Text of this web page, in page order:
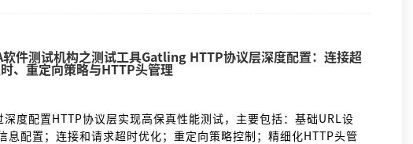
件测试机构之测试工具Gatling HTTP协议层深度配置：连接超
、重定向策略与HTTP头管理
度配置HTTP协议层实现高保真性能测试，主要包括：基础URL设
息配置；连接和请求超时优化；重定向策略控制；精细化HTTP头管